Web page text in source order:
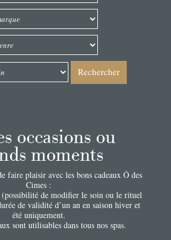
Rechercher
occasions ou
moments
faire plaisir avec les bons cadeaux Ô des
Cimes :
de modifier le soin ou le rituel
de validité d’un an en saison hiver et
été uniquement.
sont utilisables dans tous nos spas.